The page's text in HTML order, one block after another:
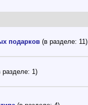
подарков (в разделе: 11)
разделе: 1)